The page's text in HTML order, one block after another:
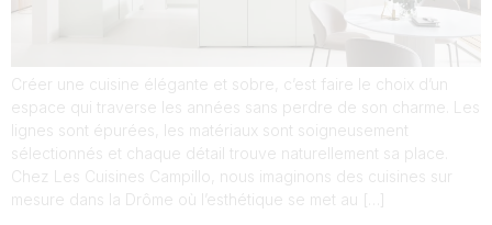
Créer une cuisine élégante et sobre, c’est faire le choix d’un
espace qui traverse les années sans perdre de son charme. Les
lignes sont épurées, les matériaux sont soigneusement
sélectionnés et chaque détail trouve naturellement sa place.
Chez Les Cuisines Campillo, nous imaginons des cuisines sur
mesure dans la Drôme où l’esthétique se met au […]